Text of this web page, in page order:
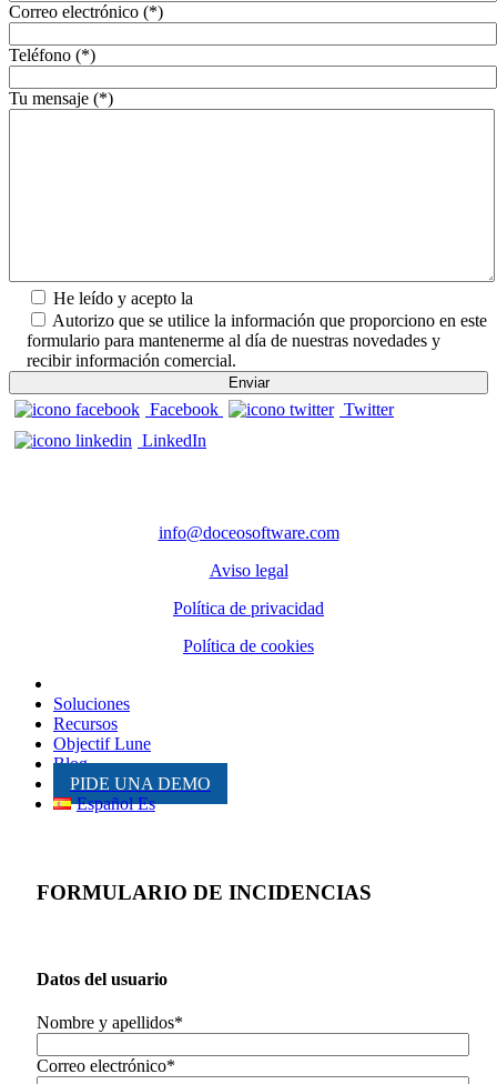
Correo electrónico (*)
Teléfono (*)
Tu mensaje (*)
He leído y acepto la
Autorizo que se utilice la información que proporciono en este
formulario para mantenerme al día de nuestras novedades y
recibir información comercial.
Facebook
Twitter
LinkedIn
info@doceosoftware.com
Aviso legal
Política de privacidad
Política de cookies
Soluciones
Recursos
Objectif Lune
Blog
PIDE UNA DEMO
Español Es
FORMULARIO DE INCIDENCIAS
Datos del usuario
Nombre y apellidos*
Correo electrónico*